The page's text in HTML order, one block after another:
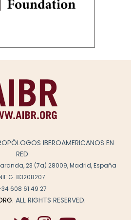
IBEROAMERICANOS EN
RED
23 (7a) 28009, Madrid, España
83208207
608 61 49 27
. ALL RIGHTS RESERVED.